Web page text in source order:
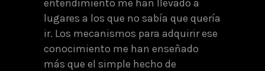
entendimiento me han llevado a
lugares a los que no sabía que quería
ir. Los mecanismos para adquirir ese
conocimiento me han enseñado
más que el simple hecho de